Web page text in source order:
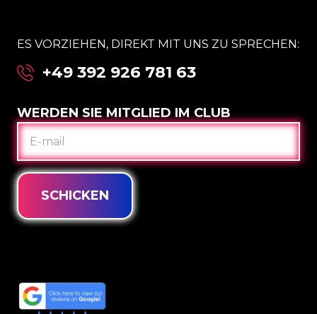
ES VORZIEHEN, DIREKT MIT UNS ZU SPRECHEN:
+49 392 926 781 63
WERDEN SIE MITGLIED IM CLUB
E-
MAIL
SCHICKEN